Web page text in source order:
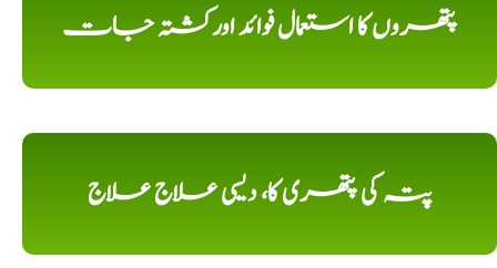
پتھروں کا استعمال فوائد اورکشتہ جات
پتہ کی پتھری کا، دیسی علاج علاج